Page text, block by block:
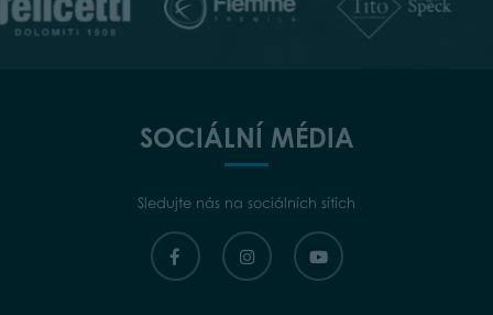
SOCIÁLNÍ MÉDIA
Sledujte nás na sociálních sítích